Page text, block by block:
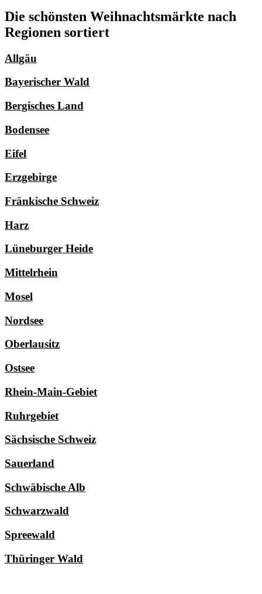
Die schönsten Weihnachtsmärkte nach
Regionen sortiert
Allgäu
Bayerischer Wald
Bergisches Land
Bodensee
Eifel
Erzgebirge
Fränkische Schweiz
Harz
Lüneburger Heide
Mittelrhein
Mosel
Nordsee
Oberlausitz
Ostsee
Rhein-Main-Gebiet
Ruhrgebiet
Sächsische Schweiz
Sauerland
Schwäbische Alb
Schwarzwald
Spreewald
Thüringer Wald